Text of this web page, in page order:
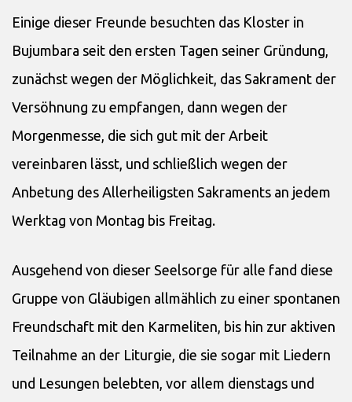
Einige dieser Freunde besuchten das Kloster in
Bujumbara seit den ersten Tagen seiner Gründung,
zunächst wegen der Möglichkeit, das Sakrament der
Versöhnung zu empfangen, dann wegen der
Morgenmesse, die sich gut mit der Arbeit
vereinbaren lässt, und schließlich wegen der
Anbetung des Allerheiligsten Sakraments an jedem
Werktag von Montag bis Freitag.
Ausgehend von dieser Seelsorge für alle fand diese
Gruppe von Gläubigen allmählich zu einer spontanen
Freundschaft mit den Karmeliten, bis hin zur aktiven
Teilnahme an der Liturgie, die sie sogar mit Liedern
und Lesungen belebten, vor allem dienstags und